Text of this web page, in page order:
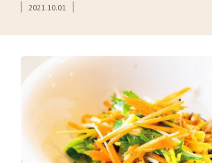
2021.10.01